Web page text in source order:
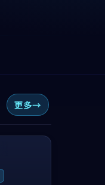
更多
99:16